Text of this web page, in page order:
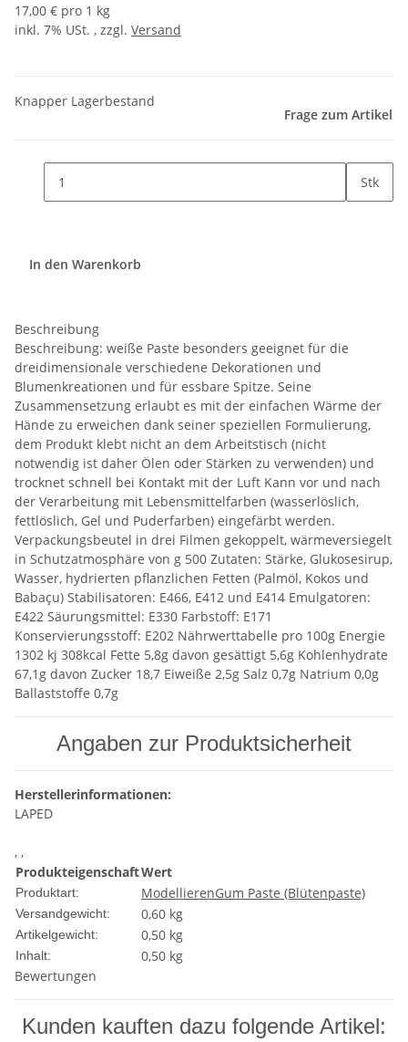
17,00 € pro 1 kg
inkl. 7% USt. , zzgl. Versand
Knapper Lagerbestand
Frage zum Artikel
Stk
In den Warenkorb
Beschreibung
Beschreibung: weiße Paste besonders geeignet für die
dreidimensionale verschiedene Dekorationen und
Blumenkreationen und für essbare Spitze. Seine
Zusammensetzung erlaubt es mit der einfachen Wärme der
Hände zu erweichen dank seiner speziellen Formulierung,
dem Produkt klebt nicht an dem Arbeitstisch (nicht
notwendig ist daher Ölen oder Stärken zu verwenden) und
trocknet schnell bei Kontakt mit der Luft Kann vor und nach
der Verarbeitung mit Lebensmittelfarben (wasserlöslich,
fettlöslich, Gel und Puderfarben) eingefärbt werden.
Verpackungsbeutel in drei Filmen gekoppelt, wärmeversiegelt
in Schutzatmosphäre von g 500 Zutaten: Stärke, Glukosesirup,
Wasser, hydrierten pflanzlichen Fetten (Palmöl, Kokos und
Babaçu) Stabilisatoren: E466, E412 und E414 Emulgatoren:
E422 Säurungsmittel: E330 Farbstoff: E171
Konservierungsstoff: E202 Nährwerttabelle pro 100g Energie
1302 kj 308kcal Fette 5,8g davon gesättigt 5,6g Kohlenhydrate
67,1g davon Zucker 18,7 Eiweiße 2,5g Salz 0,7g Natrium 0,0g
Ballaststoffe 0,7g
Angaben zur Produktsicherheit
Herstellerinformationen:
LAPED
, ,
ProdukteigenschaftWert
Produktart: ModellierenGum Paste (Blütenpaste)
Versandgewicht: 0,60 kg
Artikelgewicht: 0,50 kg
Inhalt:
0,50 kg
Bewertungen
Kunden kauften dazu folgende Artikel: